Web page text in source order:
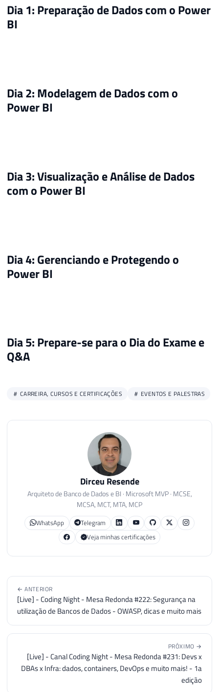
Dia 1: Preparação de Dados com o Power
BI
Dia 2: Modelagem de Dados com o
Power BI
Dia 3: Visualização e Análise de Dados
com o Power BI
Dia 4: Gerenciando e Protegendo o
Power BI
Dia 5: Prepare-se para o Dia do Exame e
Q&A
CARREIRA, CURSOS E CERTIFICAÇÕES EVENTOS E PALESTRAS
Dirceu Resende
Arquiteto de Banco de Dados e BI · Microsoft MVP · MCSE,
MCSA, MCT, MTA, MCP
WhatsApp
Telegram
Veja minhas certificações
← ANTERIOR
[Live] - Coding Night - Mesa Redonda #222: Segurança na
utilização de Bancos de Dados - OWASP, dicas e muito mais
PRÓXIMO →
[Live] - Canal Coding Night - Mesa Redonda #231: Devs x
DBAs x Infra: dados, containers, DevOps e muito mais! - 1a
edição